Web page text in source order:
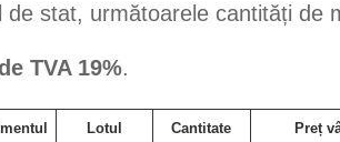
de stat, următoarele cantități de
TVA 19%.
Lotul
Cantitate
Preț